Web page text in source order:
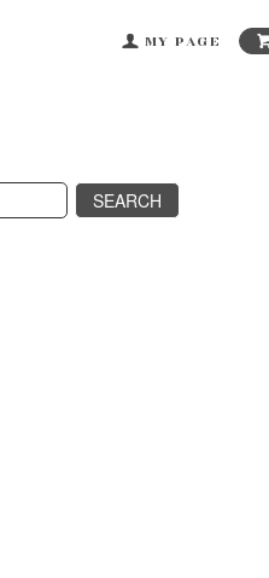
MY PAGE